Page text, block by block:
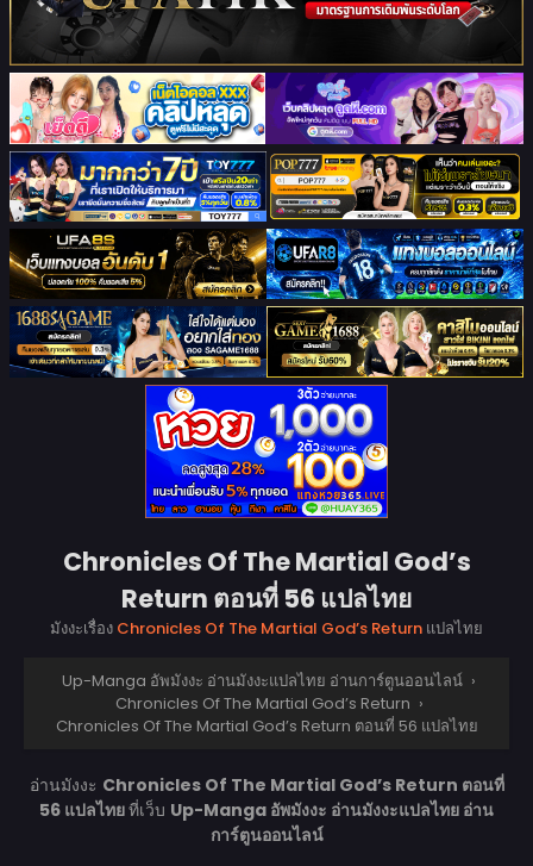
Chronicles Of The Martial God’s
Return ตอนที่ 56 แปลไทย
มังงะเรื่อง Chronicles Of The Martial God’s Return แปลไทย
Up-Manga อัพมังงะ อ่านมังงะแปลไทย อ่านการ์ตูนออนไลน์ ›
Chronicles Of The Martial God’s Return ›
Chronicles Of The Martial God’s Return ตอนที่ 56 แปลไทย
อ่านมังงะ Chronicles Of The Martial God’s Return ตอนที่
56 แปลไทยที่เว็บ Up-Manga อัพมังงะ อ่านมังงะแปลไทย อ่าน
การ์ตูนออนไลน์